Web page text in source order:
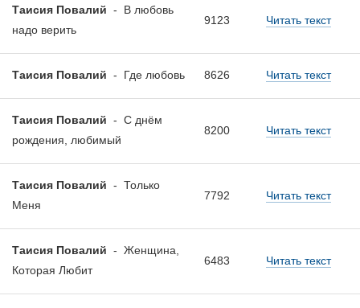
Таисия Повалий - В любовь
надо верить
9123 Читать текст
Таисия Повалий - Где любовь 8626 Читать текст
Таисия Повалий - С днём
рождения, любимый
8200 Читать текст
Таисия Повалий - Только
Меня
7792 Читать текст
Таисия Повалий - Женщина,
Которая Любит
6483 Читать текст